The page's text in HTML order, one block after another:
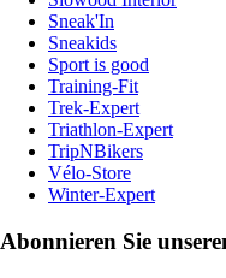
Sneak'In
Sneakids
Sport is good
Training-Fit
Trek-Expert
Triathlon-Expert
TripNBikers
Vélo-Store
Winter-Expert
Abonnieren Sie